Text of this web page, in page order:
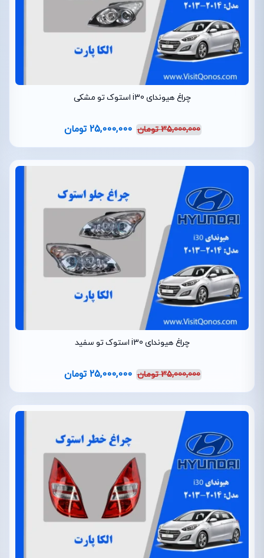
چراغ هیوندای i30 استوک تو مشکی
35,000,000 تومان 25,000,000 تومان
چراغ هیوندای i30 استوک تو سفید
35,000,000 تومان 25,000,000 تومان